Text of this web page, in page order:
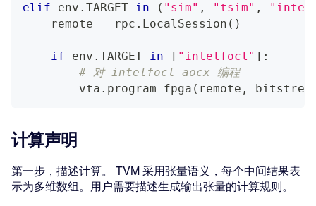
elif env . TARGET in ( "sim" , "tsim" ,
    remote
= rpc . LocalSession ( )
if env . TARGET in [ "intelfocl" ] :
# 对 intelfocl aocx 编程
        vta
. program_fpga ( remote ,
计算声明
第一步，描述计算。 TVM 采用张量语义，每个中间结果表
示为多维数组。用户需要描述生成输出张量的计算规则。